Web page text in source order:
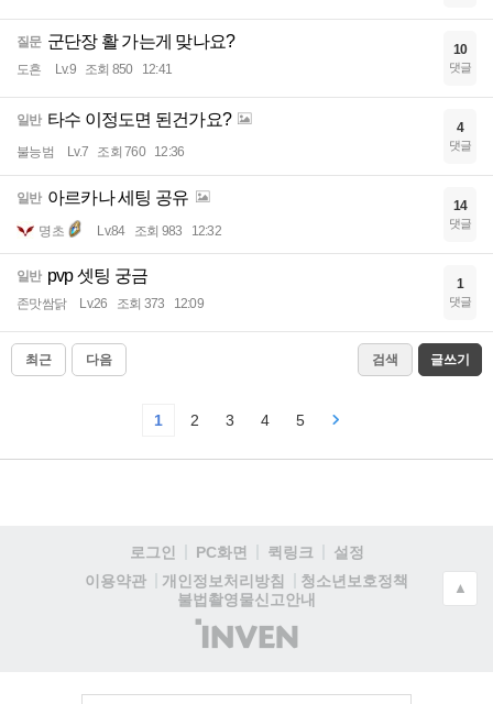
질문 군단장 활 가는게 맞나요?
도흔 Lv.9 조회 850 12:41
10
댓글
일반 타수 이정도면 된건가요?
불능범 Lv.7 조회 760 12:36
4
댓글
일반 아르카나 세팅 공유
명초 Lv.84 조회 983 12:32
14
댓글
일반 pvp 셋팅 궁금
존맛쌈닭 Lv.26 조회 373 12:09
1
댓글
최근 다음 검색 글쓰기
1 2 3 4 5
로그인 PC화면 퀵링크
설정
이용약관
개인정보처리방침
청소년보호정책
불법촬영물신고안내
(주)
인
▲